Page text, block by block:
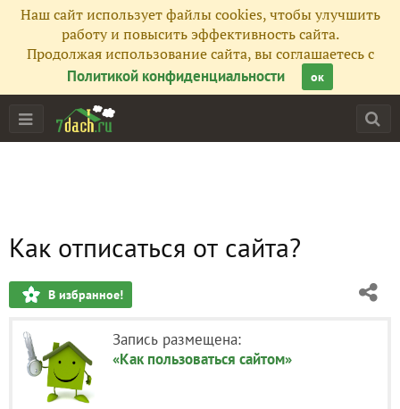
Наш сайт использует файлы cookies, чтобы улучшить
работу и повысить эффективность сайта.
Продолжая использование сайта, вы соглашаетесь с
Политикой конфиденциальности
ок
Как отписаться от сайта?
В избранное!
Запись размещена:
«Как пользоваться сайтом»